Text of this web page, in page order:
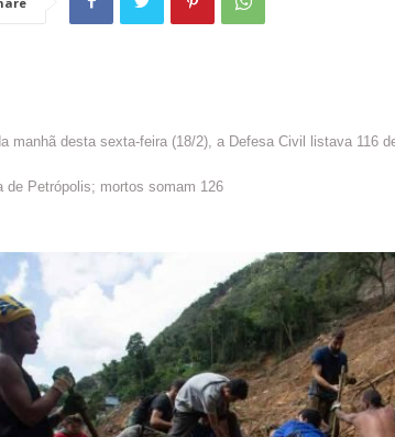
manhã desta sexta-feira (18/2), a Defesa Civil listava 116
de Petrópolis; mortos somam 126